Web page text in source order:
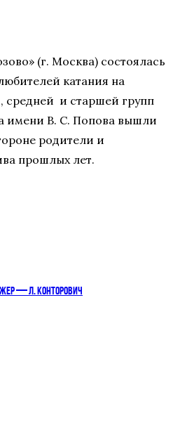
(г. Москва) состоялась
катания на
средней и старшей групп
имени В. С. Попова вышли
родители и
прошлых лет.
— Л. КОНТОРОВИЧ